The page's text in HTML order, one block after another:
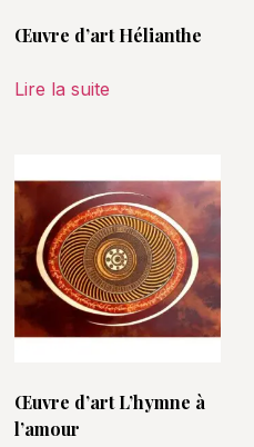
Œuvre d’art Hélianthe
Lire la suite
Œuvre d’art L’hymne à
l’amour